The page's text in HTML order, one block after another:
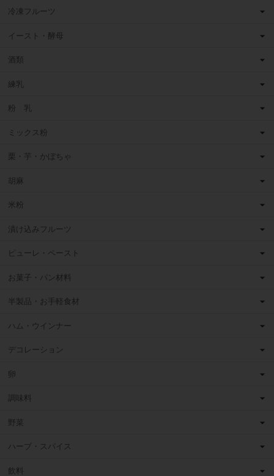
冷凍フルーツ
イースト・酵母
酒類
練乳
粉 乳
ミックス粉
栗・芋・かぼちゃ
胡麻
米粉
漬け込みフルーツ
ピューレ・ペースト
お菓子・パン材料
半製品・お手軽食材
ハム・ウインナー
デコレーション
卵
調味料
野菜
ハーブ・スパイス
飲料